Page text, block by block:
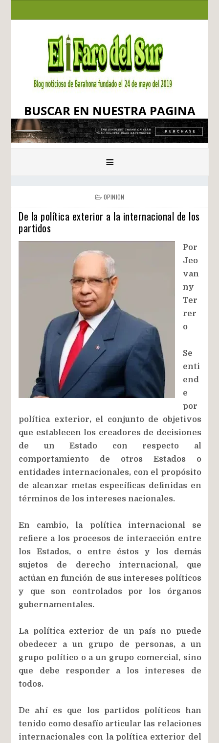
BUSCAR EN NUESTRA PAGINA
≡
OPINION
De la política exterior a la internacional de los
partidos
Por
Jeo
van
ny
Ter
rer
o
Se
enti
end
e
por
política exterior, el conjunto de objetivos
que establecen los creadores de decisiones
de un Estado con respecto al
comportamiento de otros Estados o
entidades internacionales, con el propósito
de alcanzar metas específicas definidas en
términos de los intereses nacionales.
En cambio, la política internacional se
refiere a los procesos de interacción entre
los Estados, o entre éstos y los demás
sujetos de derecho internacional, que
actúan en función de sus intereses políticos
y que son controlados por los órganos
gubernamentales.
La política exterior de un país no puede
obedecer a un grupo de personas, a un
grupo político o a un grupo comercial, sino
que debe responder a los intereses de
todos.
De ahí es que los partidos políticos han
tenido como desafío articular las relaciones
internacionales con la política exterior del